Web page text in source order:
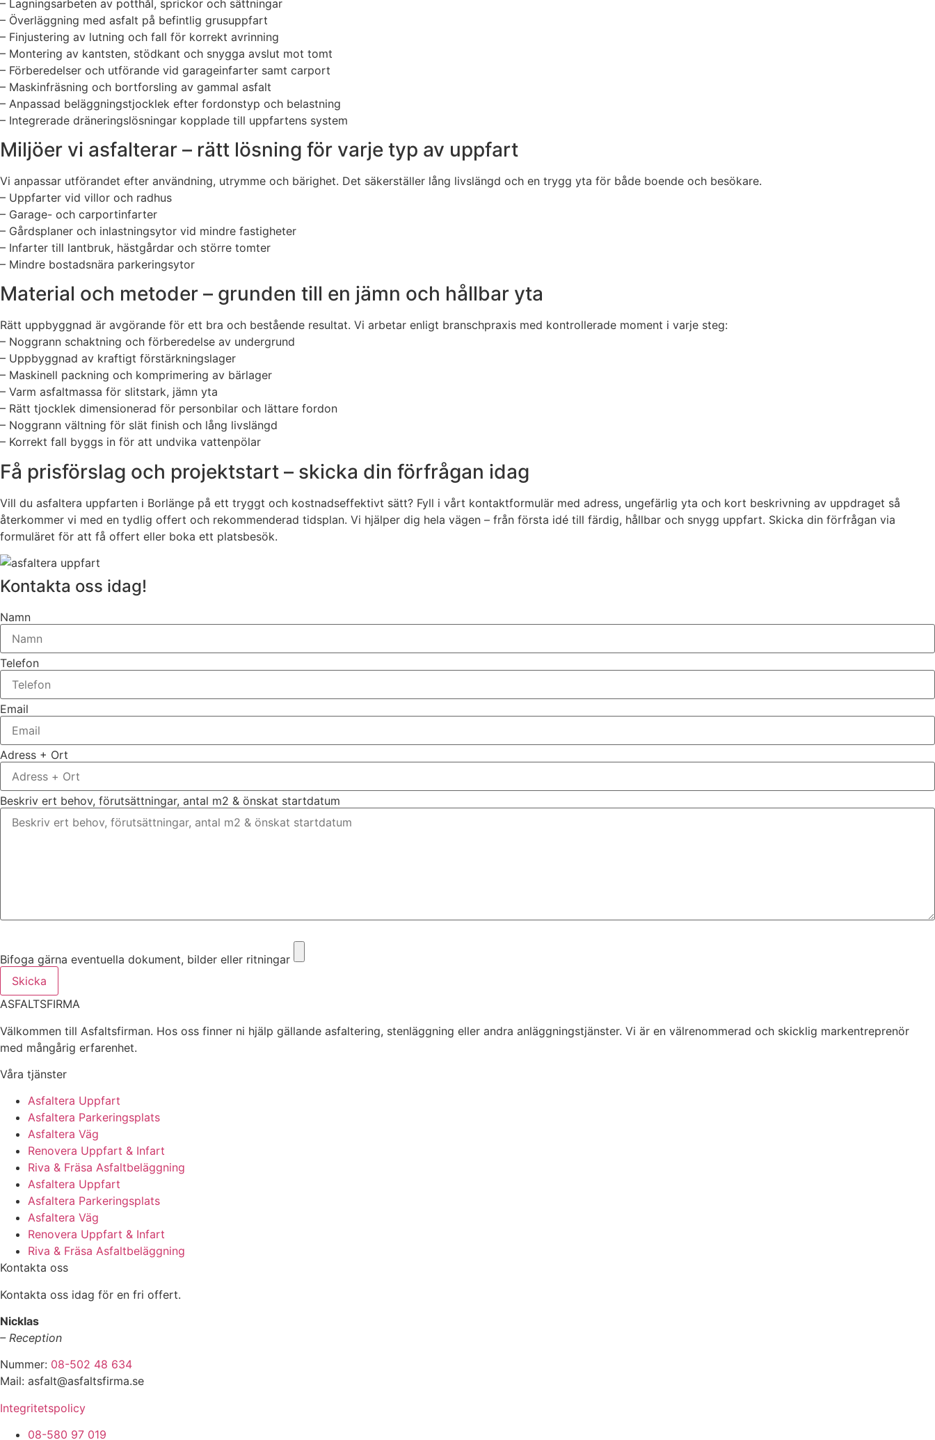
– Lagningsarbeten av potthål, sprickor och sättningar
– Överläggning med asfalt på befintlig grusuppfart
– Finjustering av lutning och fall för korrekt avrinning
– Montering av kantsten, stödkant och snygga avslut mot tomt
– Förberedelser och utförande vid garageinfarter samt carport
– Maskinfräsning och bortforsling av gammal asfalt
– Anpassad beläggningstjocklek efter fordonstyp och belastning
– Integrerade dräneringslösningar kopplade till uppfartens system
Miljöer vi asfalterar – rätt lösning för varje typ av uppfart
Vi anpassar utförandet efter användning, utrymme och bärighet. Det säkerställer lång livslängd och en trygg yta för både boende och besökare.
– Uppfarter vid villor och radhus
– Garage- och carportinfarter
– Gårdsplaner och inlastningsytor vid mindre fastigheter
– Infarter till lantbruk, hästgårdar och större tomter
– Mindre bostadsnära parkeringsytor
Material och metoder – grunden till en jämn och hållbar yta
Rätt uppbyggnad är avgörande för ett bra och bestående resultat. Vi arbetar enligt branschpraxis med kontrollerade moment i varje steg:
– Noggrann schaktning och förberedelse av undergrund
– Uppbyggnad av kraftigt förstärkningslager
– Maskinell packning och komprimering av bärlager
– Varm asfaltmassa för slitstark, jämn yta
– Rätt tjocklek dimensionerad för personbilar och lättare fordon
– Noggrann vältning för slät finish och lång livslängd
– Korrekt fall byggs in för att undvika vattenpölar
Få prisförslag och projektstart – skicka din förfrågan idag
Vill du asfaltera uppfarten i Borlänge på ett tryggt och kostnadseffektivt sätt? Fyll i vårt kontaktformulär med adress, ungefärlig yta och kort beskrivning av uppdraget så
återkommer vi med en tydlig offert och rekommenderad tidsplan. Vi hjälper dig hela vägen – från första idé till färdig, hållbar och snygg uppfart. Skicka din förfrågan via
formuläret för att få offert eller boka ett platsbesök.
Kontakta oss idag!
Namn
Telefon
Email
Adress + Ort
Beskriv ert behov, förutsättningar, antal m2 & önskat startdatum
Bifoga gärna eventuella dokument, bilder eller ritningar
Skicka
ASFALTSFIRMA
Välkommen till Asfaltsfirman. Hos oss finner ni hjälp gällande asfaltering, stenläggning eller andra anläggningstjänster. Vi är en välrenommerad och skicklig markentreprenör
med mångårig erfarenhet.
Våra tjänster
Asfaltera Uppfart
Asfaltera Parkeringsplats
Asfaltera Väg
Renovera Uppfart & Infart
Riva & Fräsa Asfaltbeläggning
Asfaltera Uppfart
Asfaltera Parkeringsplats
Asfaltera Väg
Renovera Uppfart & Infart
Riva & Fräsa Asfaltbeläggning
Kontakta oss
Kontakta oss idag för en fri offert.
Nicklas
– Reception
Nummer: 08-502 48 634
Mail: asfalt@asfaltsfirma.se
Integritetspolicy
08-580 97 019